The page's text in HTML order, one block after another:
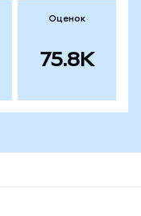
Оценок
75.8K